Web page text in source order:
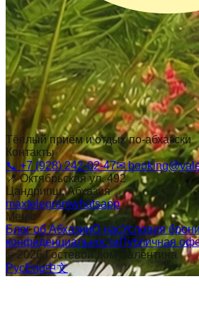
Тёплый приём и отдых по-абхазски
Контакты
📞 +7 (928) 242-02-47✉
📍Октябрьская ул. 492
Цандрипш, Абхазия
maxtelegramwhatsapp
Меню
Блог об АбхазииО насУсловия
конфиденциальностиПубличная
©2026 Гостевой дом Валентина
РусEng中文